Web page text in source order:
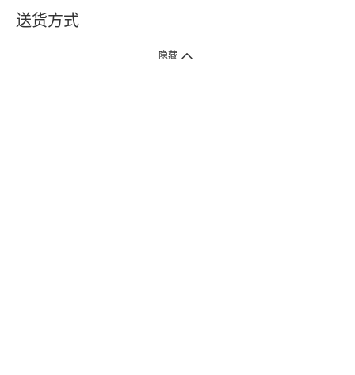
送货方式
1. 送货到府（受卫生署条例规管产品除外 ）
隐藏